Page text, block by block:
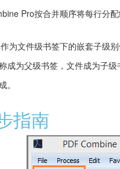
Pro按合并顺序将每行分
文件级书签下的嵌套子级别
为父级书签，文件成为子级
指南